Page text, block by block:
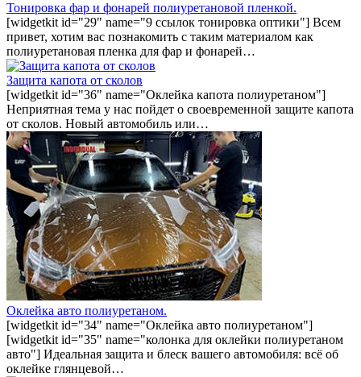
Тонировка фар и фонарей полиуретановой пленкой.
[widgetkit id="29" name="9 ссылок тонировка оптики"] Всем
привет, хотим вас познакомить с таким материалом как
полиуретановая пленка для фар и фонарей…
Защита капота от сколов
[widgetkit id="36" name="Оклейка капота полиуретаном"]
Неприятная тема у нас пойдет о своевременной защите капота
от сколов. Новый автомобиль или…
Оклейка авто полиуретаном.
[widgetkit id="34" name="Оклейка авто полиуретаном"]
[widgetkit id="35" name="колонка для оклейки полиуретаном
авто"] Идеальная защита и блеск вашего автомобиля: всё об
оклейке глянцевой…